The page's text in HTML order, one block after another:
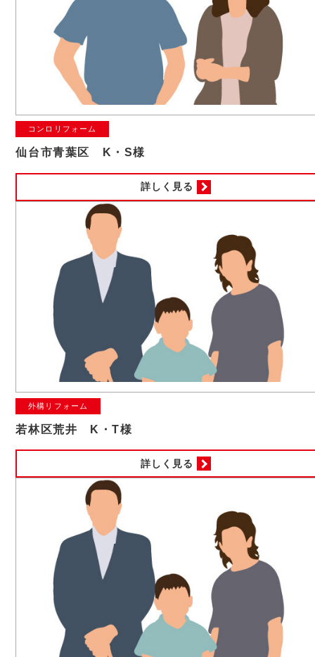
コンロリフォーム
仙台市青葉区 K・S様
詳しく見る
外構リフォーム
若林区荒井 K・T様
詳しく見る